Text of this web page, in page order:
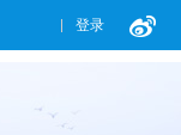
登录